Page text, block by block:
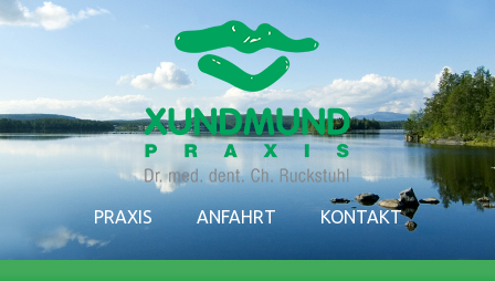
PRAXIS ANFAHRT KONTAKT